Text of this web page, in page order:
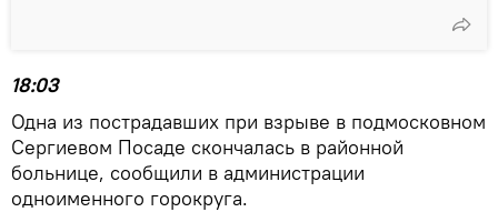
18:03
Одна из пострадавших при взрыве в подмосковном
Сергиевом Посаде скончалась в районной
больнице, сообщили в администрации
одноименного горокруга.